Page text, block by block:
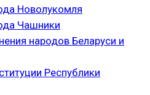
Новолукомля
Чашники
народов Беларуси и
Республики